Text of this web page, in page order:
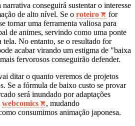
conseguirá sustentar o interesse
de alto nível. Se o roteiro
for
tornar uma ferramenta valiosa para
de animes, servindo como uma ponte
tela. No entanto, se o resultado for
acabar virando um estigma de "baixa
fervorosos conseguirão defender.
ditar o quanto veremos de projetos
Se a fórmula de baixo custo se provar
será inundado por adaptações
webcomics
, mudando
consumimos animação japonesa.